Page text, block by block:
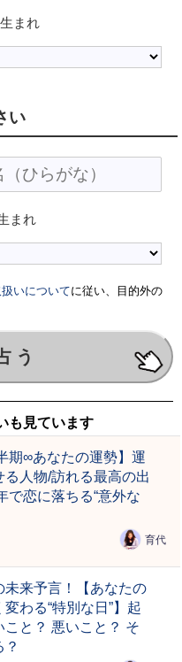
まれ
い
まれ
いについてに従い、目的外の
も見ています
期∞あなたの運勢】運
る人物/訪れる最高の出
で恋に落ちる“意外な
育代
未来予言！【あなたの
わる“特別な日”】起
こと？ 悪いこと？ そ